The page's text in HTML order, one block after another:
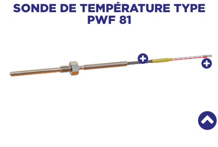
SONDE DE TEMPÉRATURE TYPE
PWF 81